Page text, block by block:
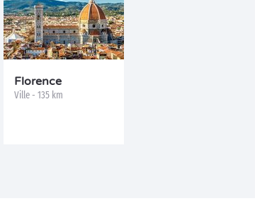
Florence
Ville - 135 km